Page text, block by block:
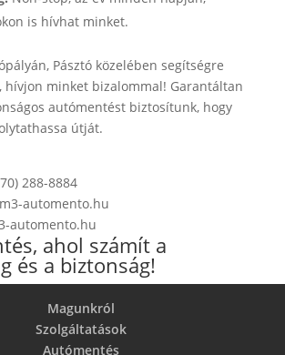
is hívhat minket.
Pásztó közelében segítségre
hívjon minket bizalommal! Garantáltan
autómentést biztosítunk, hogy
útját.
288-8884
automento.hu
automento.hu
ahol számít a
és a biztonság!
Magunkról
Szolgáltatások
Autómentés